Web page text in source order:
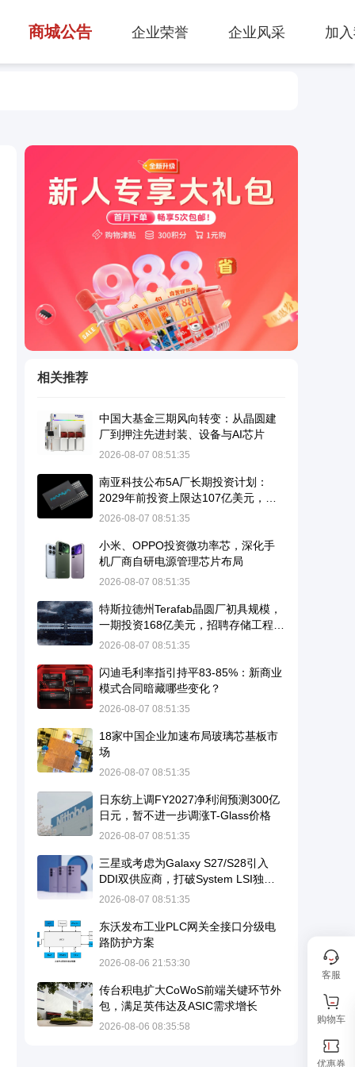
商城公告 企业荣誉 企业风采 加
相关推荐
中国大基金三期风向转变：从晶圆建
厂到押注先进封装、设备与AI芯片
2026-08-07 08:51:35
南亚科技公布5A厂长期投资计划：
2029年前投资上限达107亿美元，瞄
准10纳米级DRAM并导入EUV
2026-08-07 08:51:35
小米、OPPO投资微功率芯，深化手
机厂商自研电源管理芯片布局
2026-08-07 08:51:35
特斯拉德州Terafab晶圆厂初具规模，
一期投资168亿美元，招聘存储工程师
暗示进军DRAM
2026-08-07 08:51:35
闪迪毛利率指引持平83-85%：新商业
模式合同暗藏哪些变化？
2026-08-07 08:51:35
18家中国企业加速布局玻璃芯基板市
场
2026-08-07 08:51:35
日东纺上调FY2027净利润预测300亿
日元，暂不进一步调涨T-Glass价格
2026-08-07 08:51:35
三星或考虑为Galaxy S27/S28引入
DDI双供应商，打破System LSI独家
供应格局
2026-08-07 08:51:35
东沃发布工业PLC网关全接口分级电
路防护方案
2026-08-06 21:53:30
传台积电扩大CoWoS前端关键环节外
包，满足英伟达及ASIC需求增长
2026-08-06 08:35:58
客服
购物车
优惠券